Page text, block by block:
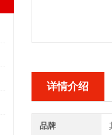
详情介绍
品牌